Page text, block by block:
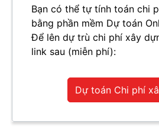
Bạn có thể tự tính toán chi
bằng phần mềm Dự toán
Để lên dự trù chi phí xây
link sau (miễn phí):
Dự toán Chi phí